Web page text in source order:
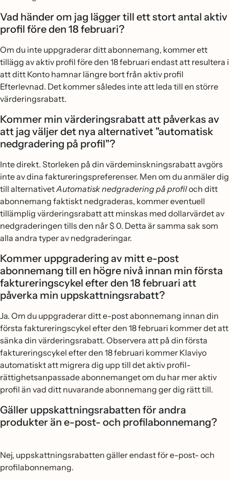
Vad händer om jag lägger till ett stort antal aktiv
profil före den 18 februari?
Om du inte uppgraderar ditt abonnemang, kommer ett
tillägg av aktiv profil före den 18 februari endast att resultera i
att ditt Konto hamnar längre bort från aktiv profil
Efterlevnad. Det kommer således inte att leda till en större
värderingsrabatt.
Kommer min värderingsrabatt att påverkas av
att jag väljer det nya alternativet "automatisk
nedgradering på profil"?
Inte direkt. Storleken på din värdeminskningsrabatt avgörs
inte av dina faktureringspreferenser. Men om du anmäler dig
till alternativetAutomatisk nedgradering på profiloch ditt
abonnemang faktiskt nedgraderas, kommer eventuell
tillämplig värderingsrabatt att minskas med dollarvärdet av
nedgraderingen tills den når $ 0. Detta är samma sak som
alla andra typer av nedgraderingar.
Kommer uppgradering av mitt e-post
abonnemang till en högre nivå innan min första
faktureringscykel efter den 18 februari att
påverka min uppskattningsrabatt?
Ja. Om du uppgraderar ditt e-post abonnemang innan din
första faktureringscykel efter den 18 februari kommer det att
sänka din värderingsrabatt. Observera att på din första
faktureringscykel efter den 18 februari kommer Klaviyo
automatiskt att migrera dig upp till det aktiv profil-
rättighetsanpassade abonnemanget om du har mer aktiv
profil än vad ditt nuvarande abonnemang ger dig rätt till.
Gäller uppskattningsrabatten för andra
produkter än e-post- och profilabonnemang?
Nej, uppskattningsrabatten gäller endast för e-post- och
profilabonnemang.